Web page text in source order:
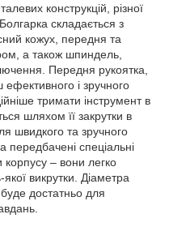
конструкцій, різної
складається з
кожух, передня та
а також шпиндель,
Передня рукоятка,
і зручного
тримати інструмент в
шляхом її закрутки в
швидкого та зручного
передбачені спеціальні
– вони легко
викрутки. Діаметра
достатньо для